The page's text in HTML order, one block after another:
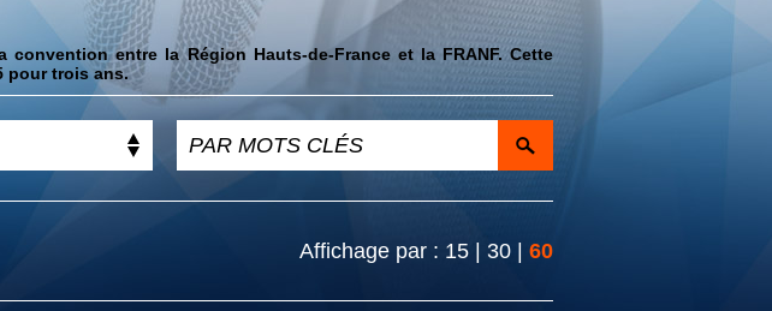
entre la Région Hauts-de-France et la FRANF. Cette
pour trois ans.
Affichage par : 15 30 60